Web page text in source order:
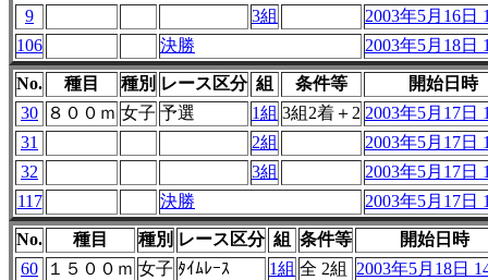
9
3組
2003年5月16日
106
決勝 2003年5月18日
No. 種目 種別 レース区分 組 条件等
開始日時
30
８００ｍ 女子 予選 1組 3組2着＋2 2003年5月17日
31
2組
2003年5月17日
32
3組
2003年5月17日
117
決勝 2003年5月17日
No. 種目 種別 レース区分 組 条件等
開始日時
60
１５００ｍ 女子 ﾀｲﾑﾚｰｽ 1組 全 2組
2003年5月18日